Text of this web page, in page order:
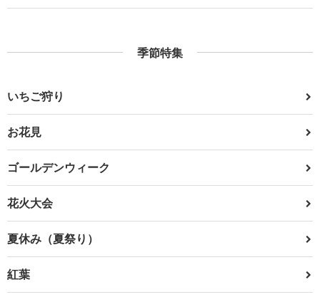
季節特集
いちご狩り
お花見
ゴールデンウィーク
花火大会
夏休み（夏祭り）
紅葉